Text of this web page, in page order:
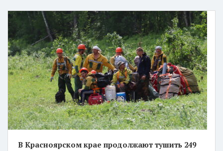
В Красноярском крае продолжают тушить 249